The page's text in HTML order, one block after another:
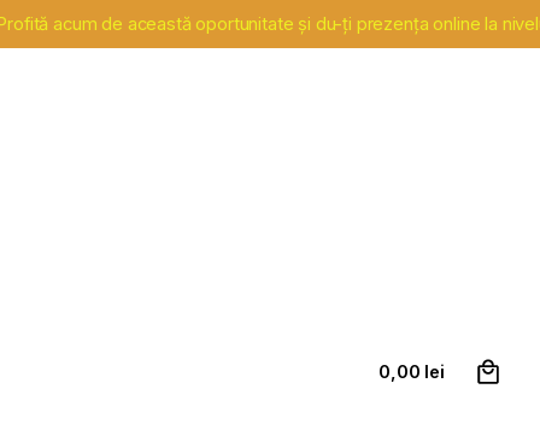
acum de această oportunitate și du-ți prezența online la
0,00 lei